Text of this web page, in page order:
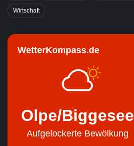
Wirtschaft
WetterKompass.de
Olpe/Biggesee
Aufgelockerte Bewölkung